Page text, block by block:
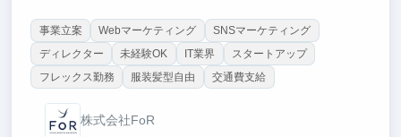
事業立案 Webマーケティング
SNSマーケティング
ディレクター
未経験OK IT業界
スタートアップ
フレックス勤務
服装髪型自由 交通費支給
株式会社FoR